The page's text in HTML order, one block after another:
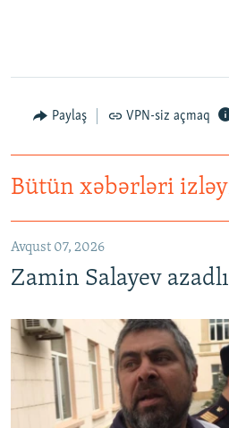
Paylaş VPN-siz açmaq
Bütün xəbərləri
Avqust 07, 2026
Zamin Salayev